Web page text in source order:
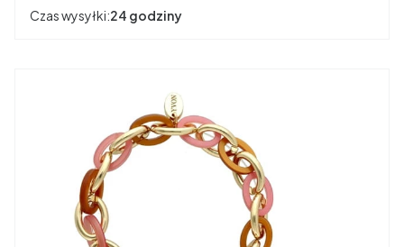
Czas wysyłki:24 godziny